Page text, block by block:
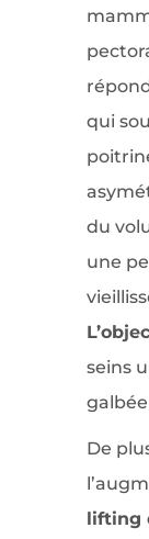
qui
du
une
seins
De
lifting